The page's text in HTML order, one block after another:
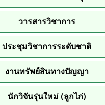
วารสารวิชาการ
ประชุมวิชาการระดับชาติ
งานทรัพย์สินทางปัญญา
นักวิจันรุ่นใหม่ (ลูกไก่)